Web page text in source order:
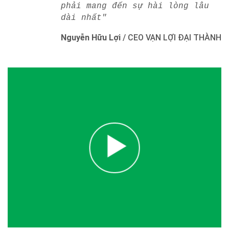
phải mang đến sự hài lòng lâu
dài nhất"
Nguyễn Hữu Lợi / CEO VẠN LỢI ĐẠI THÀNH